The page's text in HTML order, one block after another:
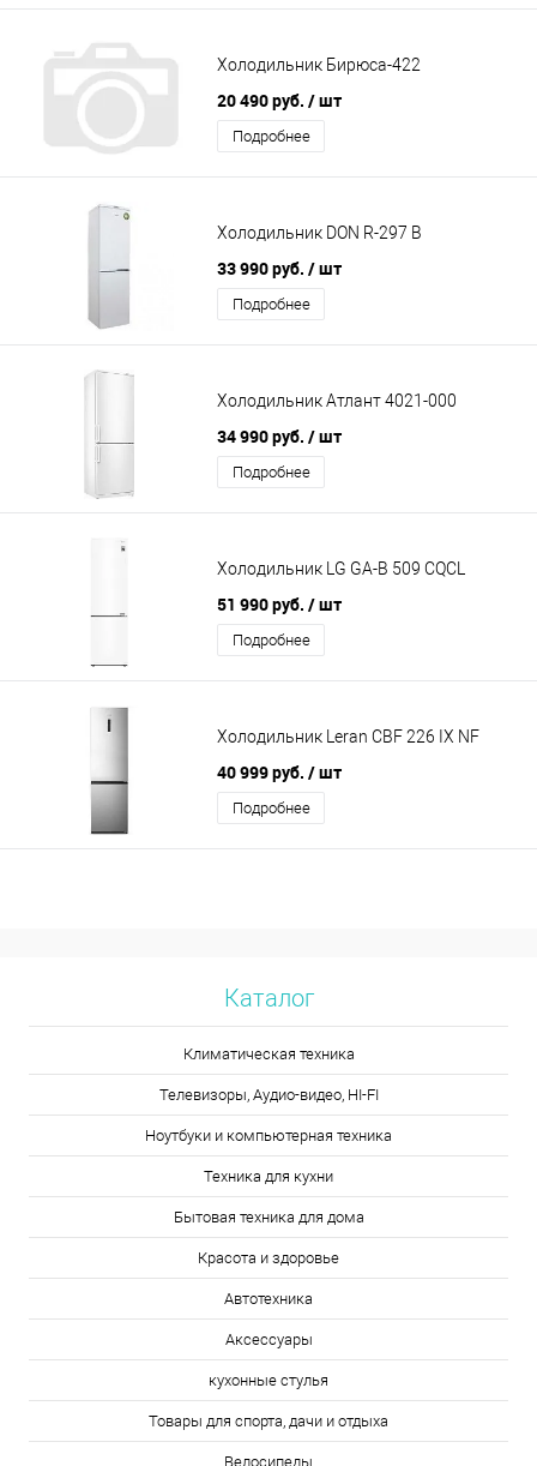
Холодильник Бирюса-422
20 490 руб. / шт
Подробнее
Холодильник DON R-297 B
33 990 руб. / шт
Подробнее
Холодильник Атлант 4021-000
34 990 руб. / шт
Подробнее
Холодильник LG GA-B 509 CQCL
51 990 руб. / шт
Подробнее
Холодильник Leran CBF 226 IX NF
40 999 руб. / шт
Подробнее
Каталог
Климатическая техника
Телевизоры, Аудио-видео, HI-FI
Ноутбуки и компьютерная техника
Техника для кухни
Бытовая техника для дома
Красота и здоровье
Автотехника
Аксессуары
кухонные стулья
Товары для спорта, дачи и отдыха
Велосипеды